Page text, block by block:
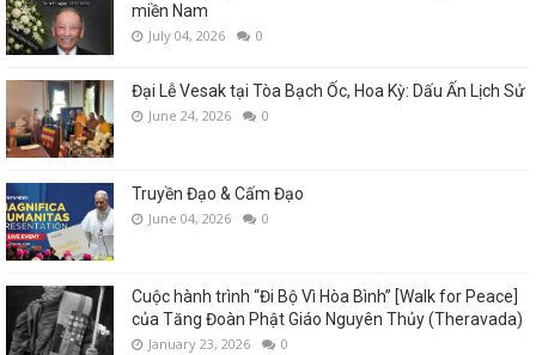
miền Nam
July 04, 2026 0
Đại Lễ Vesak tại Tòa Bạch Ốc, Hoa Kỳ: Dấu Ấn Lịch Sử
June 24, 2026 0
Truyền Đạo & Cấm Đạo
June 04, 2026 0
Cuộc hành trình “Đi Bộ Vì Hòa Bình” [Walk for Peace]
của Tăng Đoàn Phật Giáo Nguyên Thủy (Theravada)
January 23, 2026 0